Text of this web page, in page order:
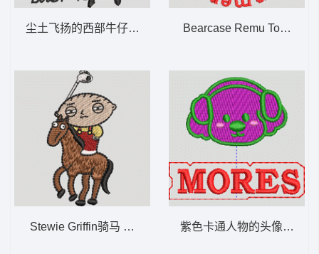
尘土飞扬的西部牛仔 骑马 Dust TO 西部牛仔
Stewie Griffin骑马 马 人 三毛
Bearcase Remu Tommer
紫色卡通人物的头像 熊